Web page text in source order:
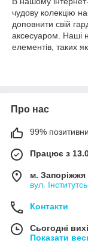
чудову колекцію
доповнити свій
аксесуаром. Наші
елементів, таких
доповнюють ваш
саме вам. Наші
тому вони будуть
Набори біжутерії
коханої, мами,
для повсякденного
випадків,
Завітайте до
біжутерії, який
Про нас
99%
Працює з
м. Запоріжжя
вул.
Контакти
Сьогодні
Показати